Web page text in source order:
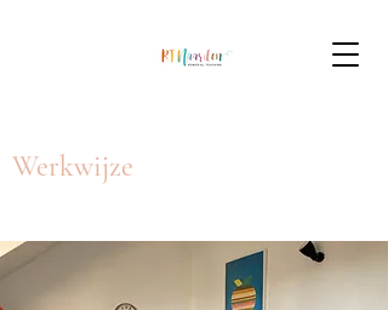
Werkwijze